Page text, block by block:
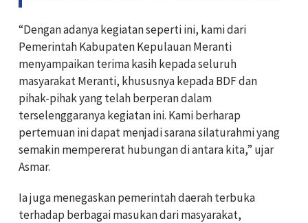
“Dengan adanya kegiatan seperti ini, kami dari
Pemerintah Kabupaten Kepulauan Meranti
menyampaikan terima kasih kepada seluruh
masyarakat Meranti, khususnya kepada BDF dan
pihak-pihak yang telah berperan dalam
terselenggaranya kegiatan ini. Kami berharap
pertemuan ini dapat menjadi sarana silaturahmi yang
semakin mempererat hubungan di antara kita,” ujar
Asmar.
Ia juga menegaskan pemerintah daerah terbuka
terhadap berbagai masukan dari masyarakat,